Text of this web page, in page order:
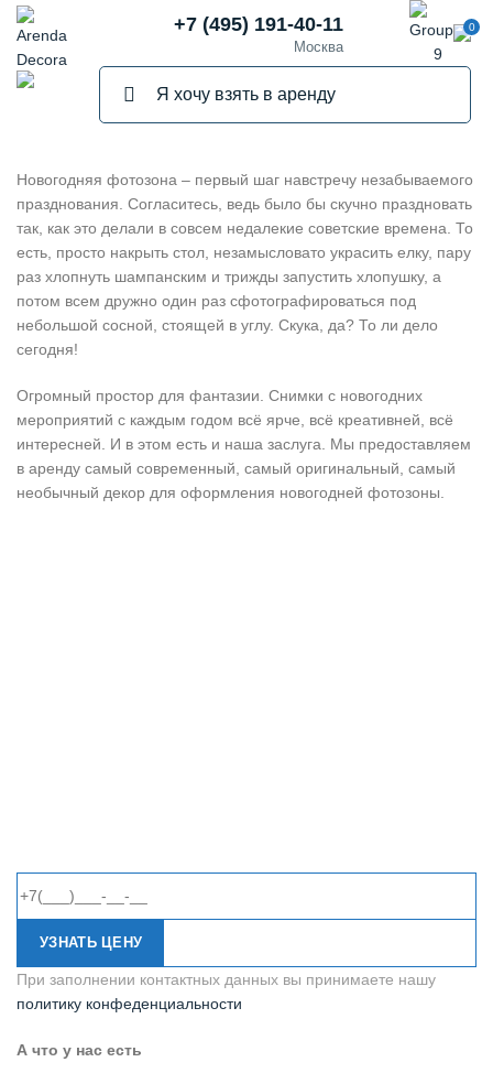
+7 (495) 191-40-11
Москва
0
Новогодняя фотозона – первый шаг навстречу незабываемого
празднования. Согласитесь, ведь было бы скучно праздновать
так, как это делали в совсем недалекие советские времена. То
есть, просто накрыть стол, незамысловато украсить елку, пару
раз хлопнуть шампанским и трижды запустить хлопушку, а
потом всем дружно один раз сфотографироваться под
небольшой сосной, стоящей в углу. Скука, да? То ли дело
сегодня!
Огромный простор для фантазии. Снимки с новогодних
мероприятий с каждым годом всё ярче, всё креативней, всё
интересней. И в этом есть и наша заслуга. Мы предоставляем
в аренду самый современный, самый оригинальный, самый
необычный декор для оформления новогодней фотозоны.
УЗНАТЬ ЦЕНУ
При заполнении контактных данных вы принимаете нашу
политику конфеденциальности
А что у нас есть